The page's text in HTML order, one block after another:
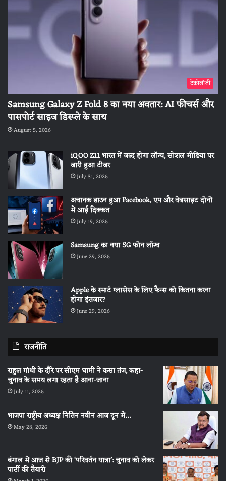
टेक्नोलॉजी
Samsung Galaxy Z Fold 8 का नया अवतार: AI फीचर्स और
पासपोर्ट साइज डिस्प्ले के साथ
August 5, 2026
iQOO Z11 भारत में जल्द होगा लॉन्च, सोशल मीडिया पर
जारी हुआ टीजर
July 31, 2026
अचानक डाउन हुआ Facebook, एप और वेबसाइट दोनों
में आई दिक्कत
July 19, 2026
Samsung का नया 5G फोन लॉन्च
June 29, 2026
Apple के स्मार्ट ग्लासेस के लिए फैन्स को कितना करना
होगा इंतजार?
June 29, 2026
राजनीति
राहुल गांधी के दौरे पर सीएम धामी ने कसा तंज, कहा-
चुनाव के समय लगा रहता है आना-जाना
July 11, 2026
भाजपा राष्ट्रीय अध्यक्ष नितिन नवीन आज दून में…
May 28, 2026
बंगाल में आज से BJP की ‘परिवर्तन यात्रा’: चुनाव को लेकर
पार्टी की तैयारी